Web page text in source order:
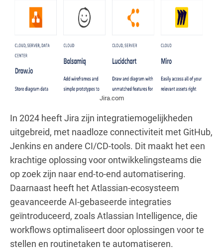
Jira.com
In 2024 heeft Jira zijn integratiemogelijkheden
uitgebreid, met naadloze connectiviteit met GitHub,
Jenkins en andere CI/CD-tools. Dit maakt het een
krachtige oplossing voor ontwikkelingsteams die
op zoek zijn naar end-to-end automatisering.
Daarnaast heeft het Atlassian-ecosysteem
geavanceerde AI-gebaseerde integraties
geïntroduceerd, zoals Atlassian Intelligence, die
workflows optimaliseert door oplossingen voor te
stellen en routinetaken te automatiseren.